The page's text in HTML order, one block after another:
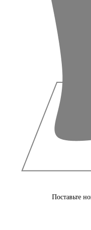
Поставьте